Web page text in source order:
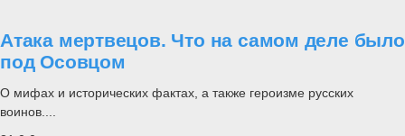
Атака мертвецов. Что на самом деле было
под Осовцом
О мифах и исторических фактах, а также героизме русских
воинов....